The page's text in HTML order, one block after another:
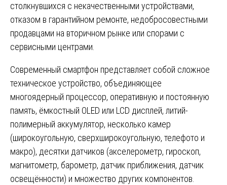
столкнувшихся с некачественными устройствами,
отказом в гарантийном ремонте, недобросовестными
продавцами на вторичном рынке или спорами с
сервисными центрами.
Современный смартфон представляет собой сложное
техническое устройство, объединяющее
многоядерный процессор, оперативную и постоянную
память, ёмкостный OLED или LCD дисплей, литий-
полимерный аккумулятор, несколько камер
(широкоугольную, сверхширокоугольную, телефото и
макро), десятки датчиков (акселерометр, гироскоп,
магнитометр, барометр, датчик приближения, датчик
освещённости) и множество других компонентов.